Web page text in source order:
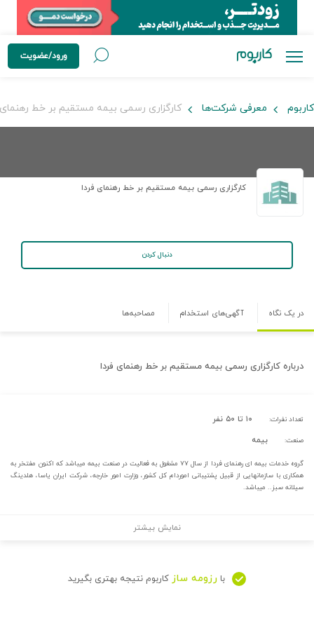
ورود/عضویت
کاربوم معرفی شرکت‌ها کارگزاری رسمی بیمه مستقیم بر خط رهنمای
کارگزاری رسمی بیمه مستقیم بر خط رهنمای فردا
دنبال کردن
در یک نگاه آگهی‌های استخدام مصاحبه‌ها
درباره کارگزاری رسمی بیمه مستقیم بر خط رهنمای فردا
تعداد نفرات: ۱۰ تا ۵۰ نفر
صنعت: بیمه
گروه خدمات بیمه ای رهنمای فردا از سال ۷۷ مشغول به فعالیت در صنعت بیمه میباشد که اکنون مفتخر به
همکاری با سازمانهایی از قبیل پشتیبانی اموردام کل کشور، وزارت امور خارجه، شرکت ایران یاسا، هلدینگ
سیلانه سبز.. میباشد.
نمایش بیشتر
با رزومه ساز کاربوم نتیجه بهتری بگیرید